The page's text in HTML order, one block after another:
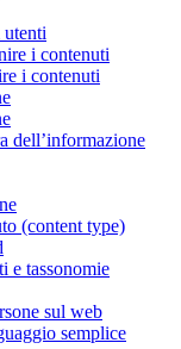
i contenuti
i contenuti
dell’informazione
(content type)
e tassonomie
sul web
semplice